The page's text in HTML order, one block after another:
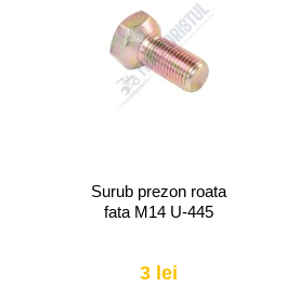
Surub prezon roata
fata M14 U-445
3 lei